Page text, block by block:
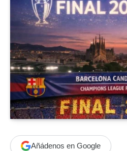
Añádenos en Google